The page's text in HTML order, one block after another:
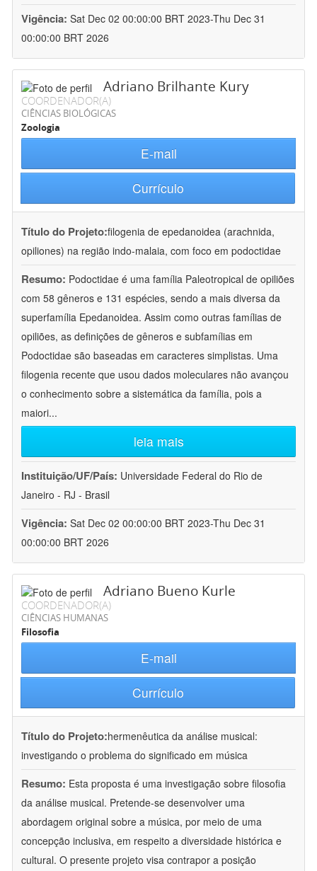
Vigência: Sat Dec 02 00:00:00 BRT 2023-Thu Dec 31
00:00:00 BRT 2026
Adriano Brilhante Kury
COORDENADOR(A)
CIÊNCIAS BIOLÓGICAS
Zoologia
E-mail
Currículo
Título do Projeto:filogenia de epedanoidea (arachnida,
opiliones) na região indo-malaia, com foco em podoctidae
Resumo: Podoctidae é uma família Paleotropical de opiliões
com 58 gêneros e 131 espécies, sendo a mais diversa da
superfamília Epedanoidea. Assim como outras famílias de
opiliões, as definições de gêneros e subfamílias em
Podoctidae são baseadas em caracteres simplistas. Uma
filogenia recente que usou dados moleculares não avançou
o conhecimento sobre a sistemática da família, pois a
maiori...
leia mais
Instituição/UF/País: Universidade Federal do Rio de
Janeiro - RJ - Brasil
Vigência: Sat Dec 02 00:00:00 BRT 2023-Thu Dec 31
00:00:00 BRT 2026
Adriano Bueno Kurle
COORDENADOR(A)
CIÊNCIAS HUMANAS
Filosofia
E-mail
Currículo
Título do Projeto:hermenêutica da análise musical:
investigando o problema do significado em música
Resumo: Esta proposta é uma investigação sobre filosofia
da análise musical. Pretende-se desenvolver uma
abordagem original sobre a música, por meio de uma
concepção inclusiva, em respeito a diversidade histórica e
cultural. O presente projeto visa contrapor a posição